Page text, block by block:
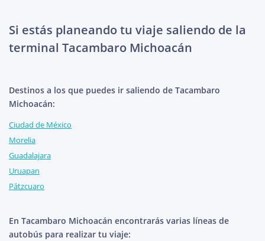
Si estás planeando tu viaje saliendo de la
terminal Tacambaro Michoacán
Destinos a los que puedes ir saliendo de Tacambaro
Michoacán:
Ciudad de México
Morelia
Guadalajara
Uruapan
Pátzcuaro
En Tacambaro Michoacán encontrarás varias líneas de
autobús para realizar tu viaje: